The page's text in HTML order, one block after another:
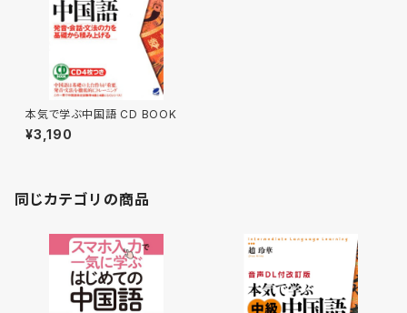
本気で学ぶ中国語 CD BOOK
¥3,190
同じカテゴリの商品